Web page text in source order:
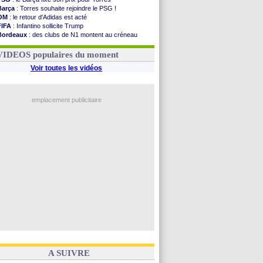
: Torres souhaite rejoindre le PSG !
: le retour d'Adidas est acté
: Infantino sollicite Trump
: des clubs de N1 montent au créneau
: le démenti de Leipzig pour Diomandé
populaires du moment
Voir toutes les vidéos
emplacement publicitaire
A SUIVRE